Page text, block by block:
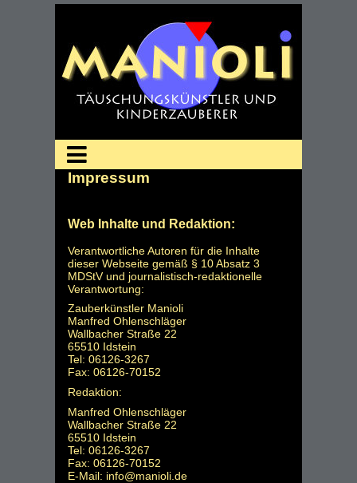
Impressum
Web Inhalte und Redaktion:
Verantwortliche Autoren für die Inhalte
dieser Webseite gemäß § 10 Absatz 3
MDStV und journalistisch-redaktionelle
Verantwortung:
Zauberkünstler Manioli
Manfred Ohlenschläger
Wallbacher Straße 22
65510 Idstein
Tel: 06126-3267
Fax: 06126-70152
Redaktion:
Manfred Ohlenschläger
Wallbacher Straße 22
65510 Idstein
Tel: 06126-3267
Fax: 06126-70152
E-Mail: info@manioli.de